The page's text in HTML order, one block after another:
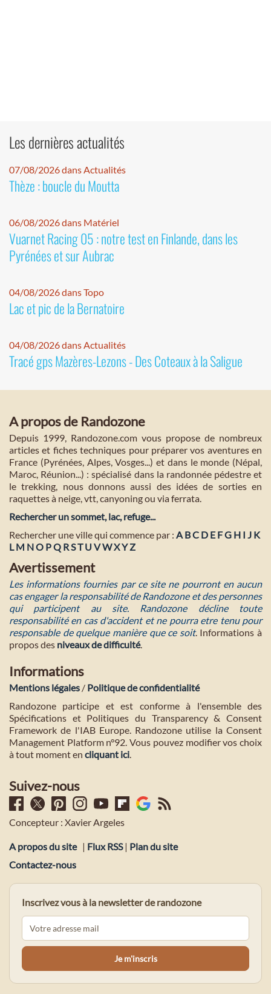
Les dernières actualités
07/08/2026 dans Actualités
Thèze : boucle du Moutta
06/08/2026 dans Matériel
Vuarnet Racing 05 : notre test en Finlande, dans les
Pyrénées et sur Aubrac
04/08/2026 dans Topo
Lac et pic de la Bernatoire
04/08/2026 dans Actualités
Tracé gps Mazères-Lezons - Des Coteaux à la Saligue
A propos de Randozone
Depuis 1999, Randozone.com vous propose de nombreux
articles et fiches techniques pour préparer vos aventures en
France (Pyrénées, Alpes, Vosges...) et dans le monde (Népal,
Maroc, Réunion...) : spécialisé dans la randonnée pédestre et
le trekking, nous donnons aussi des idées de sorties en
raquettes à neige, vtt, canyoning ou via ferrata.
Rechercher un sommet, lac, refuge...
Rechercher une ville qui commence par : A BC D E FG H I J K
L M NO PQ RST U VWXYZ
Avertissement
Les informations fournies par ce site ne pourront en aucun
cas engager la responsabilité de Randozone et des personnes
qui participent au site. Randozone décline toute
responsabilité en cas d'accident et ne pourra etre tenu pour
responsable de quelque manière que ce soit. Informations à
propos des niveaux de difficulté.
Informations
Mentions légales / Politique de confidentialité
Randozone participe et est conforme à l'ensemble des
Spécifications et Politiques du Transparency & Consent
Framework de l'IAB Europe. Randozone utilise la Consent
Management Platform n°92. Vous pouvez modifier vos choix
à tout moment en cliquant ici.
Suivez-nous
Concepteur : Xavier Argeles
A propos du site | Flux RSS| Plan du site
Contactez-nous
Inscrivez vous à la newsletter de randozone